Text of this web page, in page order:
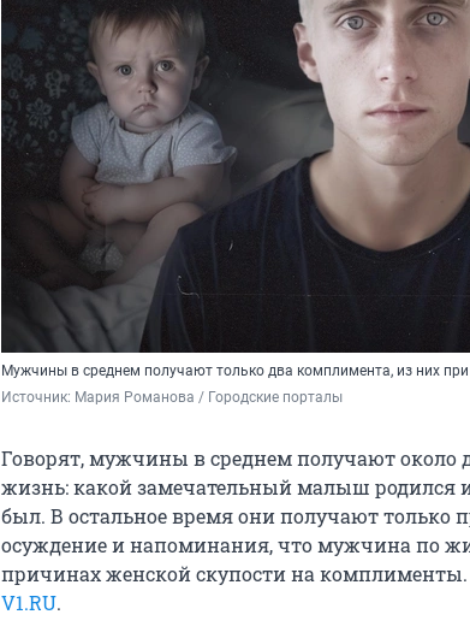
Мужчины в среднем получают только два комплимента, из них
Источник: Мария Романова / Городские порталы
Говорят, мужчины в среднем получают около
жизнь: какой замечательный малыш родился
был. В остальное время они получают только
осуждение и напоминания, что мужчина по
причинах женской скупости на
V1.RU.